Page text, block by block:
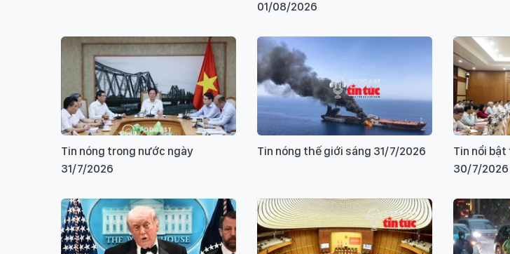
01/08/2026
Tin nóng trong nước ngày
31/7/2026
Tin nóng thế giới sáng 31/7/2026
Tin nổi
30/7/2026